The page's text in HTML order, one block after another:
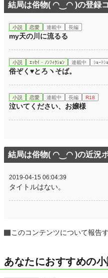
結局は俗物( ◠‿◠ )の登録
小説 恋愛 連載中 長編
my天の川に流るる
小説 ｴｯｾｲ・ﾉﾝﾌｨｸｼｮﾝ 連載中 ｼｮｰﾄｼ
俗ぞく♥とろヽそば。
小説 恋愛 連載中 長編 R18
泣いてください、お嬢様
結局は俗物( ◠‿◠ )の近況
2019-04-15 06:04:39
タイトルはない。
このコンテンツについて報告
あなたにおすすめの